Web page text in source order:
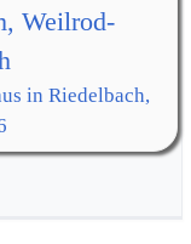
Weilrod-
in Riedelbach,